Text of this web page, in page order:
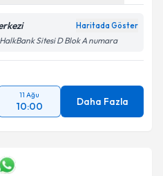
Haritada Göster
Sitesi D Blok A numara
11 Ağu
10:00 Daha Fazla